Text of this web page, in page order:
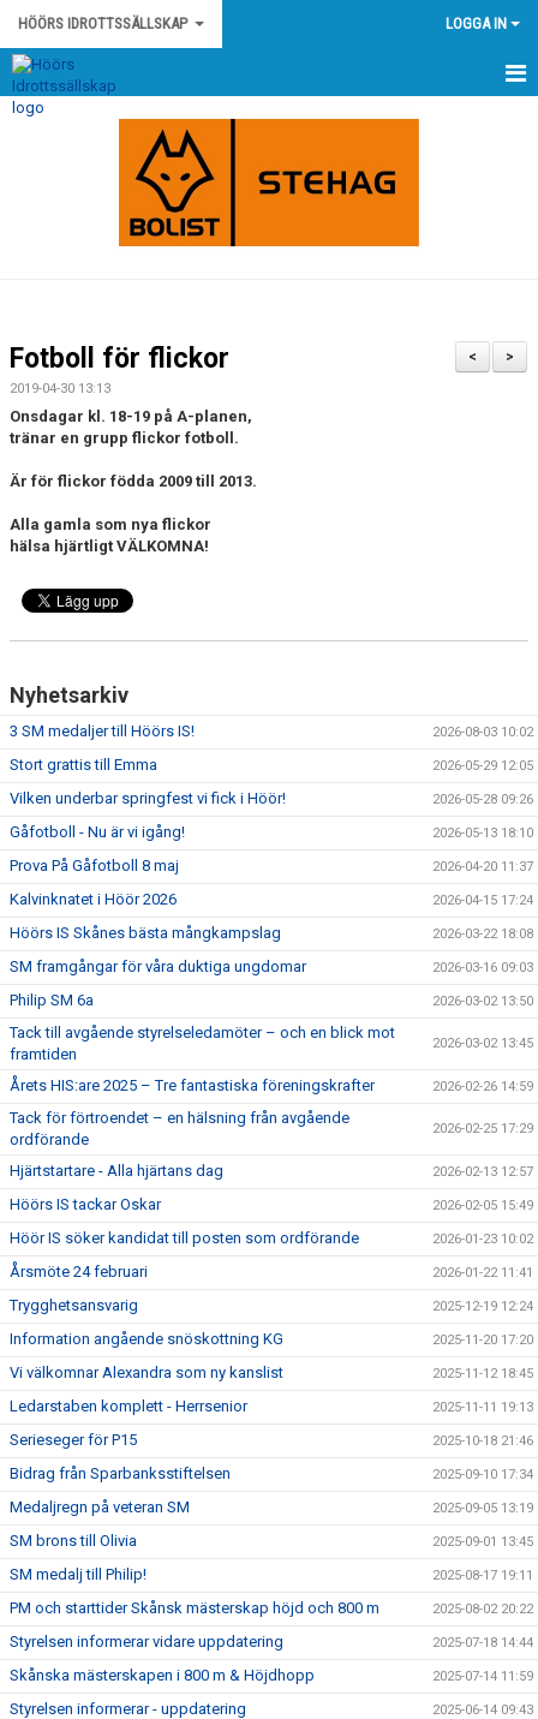
HÖÖRS IDROTTSSÄLLSKAP LOGGA IN
HEM
KLUBBSHOP
KALENDER
MATCHER
OM KLUBBEN
DOKUMENT
SPONSRING
IDROTTSFÖRSÄKRING
MEDLEMSKAP
ANTIDOPING
MEDLEMS- & TRÄNINGSAVGIFTER
FRITIDSKORTET
>
<
Fotboll för flickor
2019-04-30 13:13
Onsdagar kl. 18-19 på A-planen,
tränar en grupp flickor fotboll.
Är för flickor födda 2009 till 2013.
Alla gamla som nya flickor
hälsa hjärtligt VÄLKOMNA!
Nyhetsarkiv
3 SM medaljer till Höörs IS! 2026-08-03 10:02
Stort grattis till Emma 2026-05-29 12:05
Vilken underbar springfest vi fick i Höör! 2026-05-28 09:26
Gåfotboll - Nu är vi igång! 2026-05-13 18:10
Prova På Gåfotboll 8 maj 2026-04-20 11:37
Kalvinknatet i Höör 2026 2026-04-15 17:24
Höörs IS Skånes bästa mångkampslag 2026-03-22 18:08
SM framgångar för våra duktiga ungdomar 2026-03-16 09:03
Philip SM 6a 2026-03-02 13:50
Tack till avgående styrelseledamöter – och en blick mot
framtiden
2026-03-02 13:45
Årets HIS:are 2025 – Tre fantastiska föreningskrafter 2026-02-26 14:59
Tack för förtroendet – en hälsning från avgående
ordförande
2026-02-25 17:29
Hjärtstartare - Alla hjärtans dag 2026-02-13 12:57
Höörs IS tackar Oskar 2026-02-05 15:49
Höör IS söker kandidat till posten som ordförande 2026-01-23 10:02
Årsmöte 24 februari 2026-01-22 11:41
Trygghetsansvarig 2025-12-19 12:24
Information angående snöskottning KG 2025-11-20 17:20
Vi välkomnar Alexandra som ny kanslist 2025-11-12 18:45
Ledarstaben komplett - Herrsenior 2025-11-11 19:13
Serieseger för P15 2025-10-18 21:46
Bidrag från Sparbanksstiftelsen 2025-09-10 17:34
Medaljregn på veteran SM 2025-09-05 13:19
SM brons till Olivia 2025-09-01 13:45
SM medalj till Philip! 2025-08-17 19:11
PM och starttider Skånsk mästerskap höjd och 800 m 2025-08-02 20:22
Styrelsen informerar vidare uppdatering 2025-07-18 14:44
Skånska mästerskapen i 800 m & Höjdhopp 2025-07-14 11:59
Styrelsen informerar - uppdatering 2025-06-14 09:43